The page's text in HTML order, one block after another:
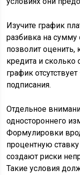
Изучите график
разбивка на сумму
позволит оценить,
кредита и сколько
график
подписания.
Отдельное
одностороннего
Формулировки
процентную
создают риски
Такие условия